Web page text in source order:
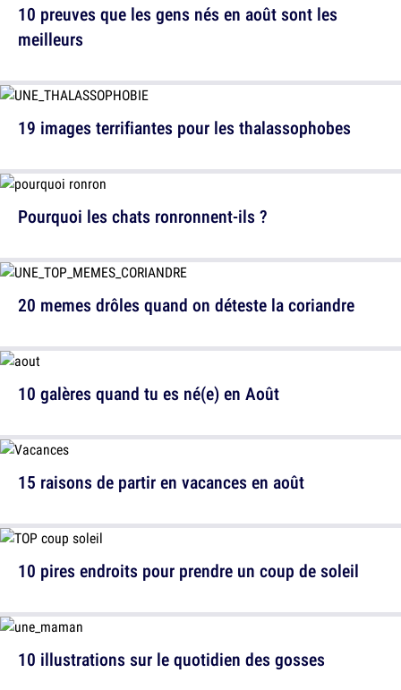
10 preuves que les gens nés en août sont les
meilleurs
Pourquoi les chats ronronnent-ils ?
10 galères quand tu es né(e) en Août
10 pires endroits pour prendre un coup de soleil
19 images terrifiantes pour les thalassophobes
20 memes drôles quand on déteste la coriandre
15 raisons de partir en vacances en août
10 illustrations sur le quotidien des gosses